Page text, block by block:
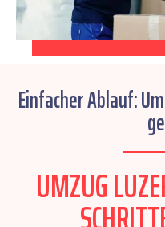
Einfacher Ablauf:
UMZUG